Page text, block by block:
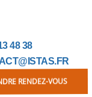
48 38
RENDEZ-VOUS